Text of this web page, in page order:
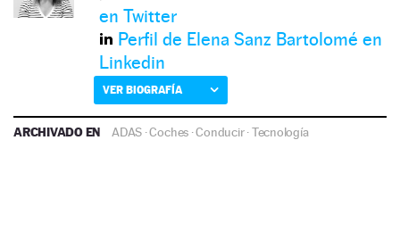
en Twitter
Perfil de Elena Sanz Bartolomé en
Linkedin
VER BIOGRAFÍA
ARCHIVADO EN ADAS ·Coches ·Conducir·Tecnología